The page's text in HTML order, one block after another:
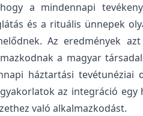
a mindennapi
és a rituális ünnepek
Az eredmények
a magyar
háztartási
az integráció
való alkalmazkodást.